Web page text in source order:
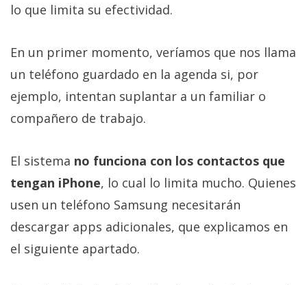
lo que limita su efectividad.
En un primer momento, veríamos que nos llama
un teléfono guardado en la agenda si, por
ejemplo, intentan suplantar a un familiar o
compañero de trabajo.
El sistema no funciona con los contactos que
tengan iPhone, lo cual lo limita mucho. Quienes
usen un teléfono Samsung necesitarán
descargar apps adicionales, que explicamos en
el siguiente apartado.